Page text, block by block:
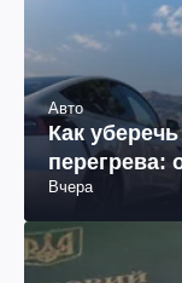
Авто
Как
перегрева:
Вчера